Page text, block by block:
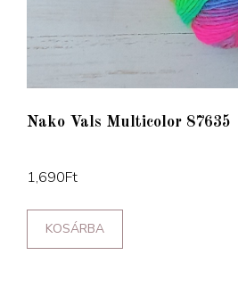
Nako Vals Multicolor 87635
1,690Ft
KOSÁRBA